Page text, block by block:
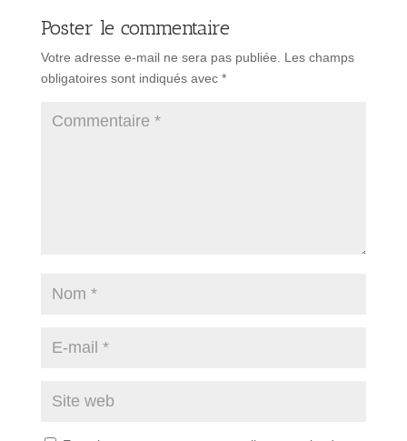
Poster le commentaire
Votre adresse e-mail ne sera pas publiée. Les champs
obligatoires sont indiqués avec *